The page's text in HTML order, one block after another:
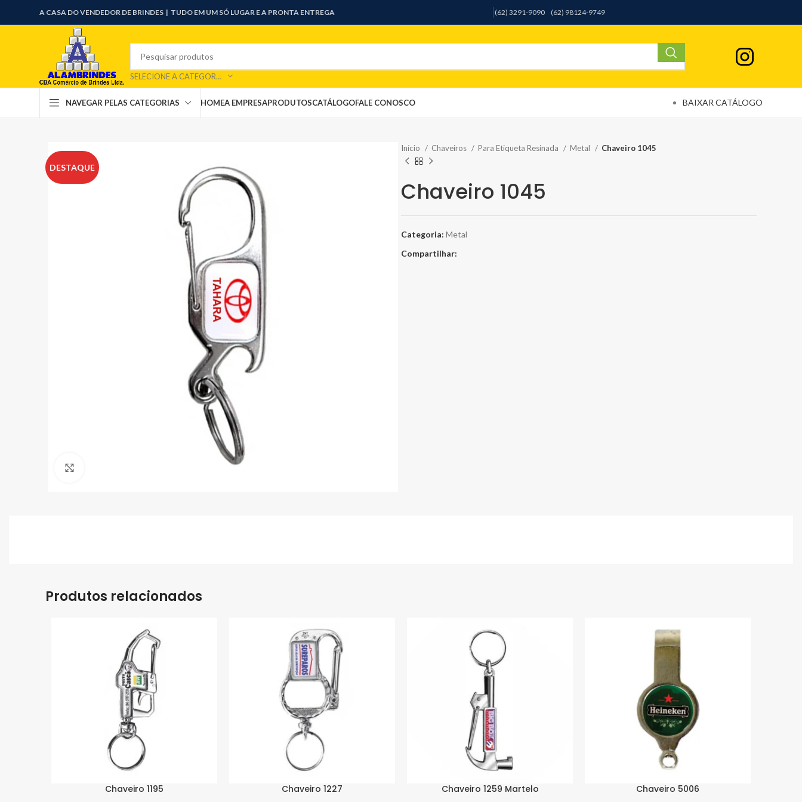
A CASA DO VENDEDOR DE BRINDES | TUDO EM UM SÓ LUGAR E A PRONTA ENTREGA (62) 3291-9090 (62) 98124-9749
SELECIONE A CATEGORIA
NAVEGAR PELAS CATEGORIAS HOMEA EMPRESAPRODUTOSCATÁLOGOFALE CONOSCO BAIXAR CATÁLOGO
DESTAQUE
Início Chaveiros Para Etiqueta Resinada Metal Chaveiro 1045
Chaveiro 1045
Categoria: Metal
Compartilhar:
Produtos relacionados
Chaveiro 1195 Chaveiro 1227 Chaveiro 1259 Martelo Chaveiro 5006